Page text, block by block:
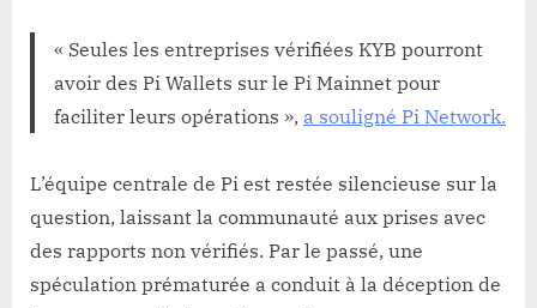
« Seules les entreprises vérifiées KYB pourront
avoir des Pi Wallets sur le Pi Mainnet pour
faciliter leurs opérations », a souligné Pi Network.
L’équipe centrale de Pi est restée silencieuse sur la
question, laissant la communauté aux prises avec
des rapports non vérifiés. Par le passé, une
spéculation prématurée a conduit à la déception de